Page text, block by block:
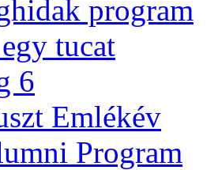
program
tucat
6
Emlékév
Program